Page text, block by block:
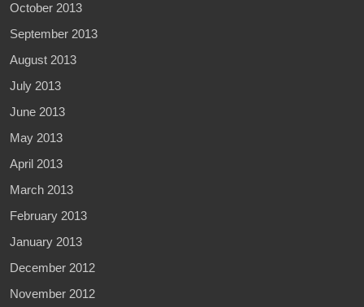
October 2013
September 2013
August 2013
July 2013
June 2013
May 2013
April 2013
March 2013
February 2013
January 2013
December 2012
November 2012